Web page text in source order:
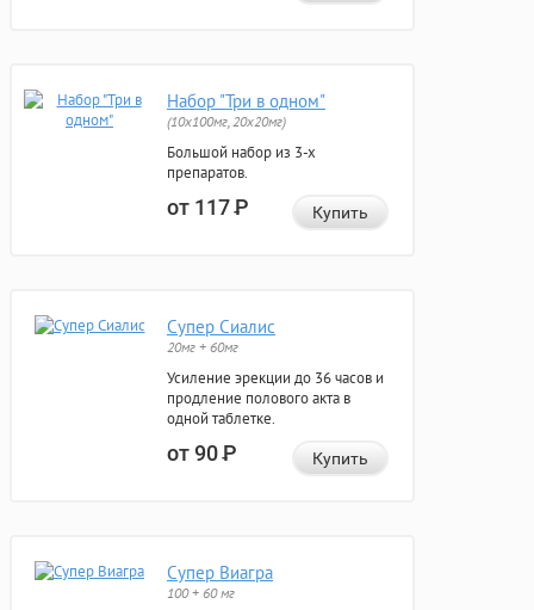
Набор "Три в одном"
(10x100мг, 20x20мг)
Большой набор из 3-х
препаратов.
от 117Р Купить
Супер Сиалис
20мг + 60мг
Усиление эрекции до 36 часов и
продление полового акта в
одной таблетке.
от 90Р Купить
Супер Виагра
100 + 60 мг